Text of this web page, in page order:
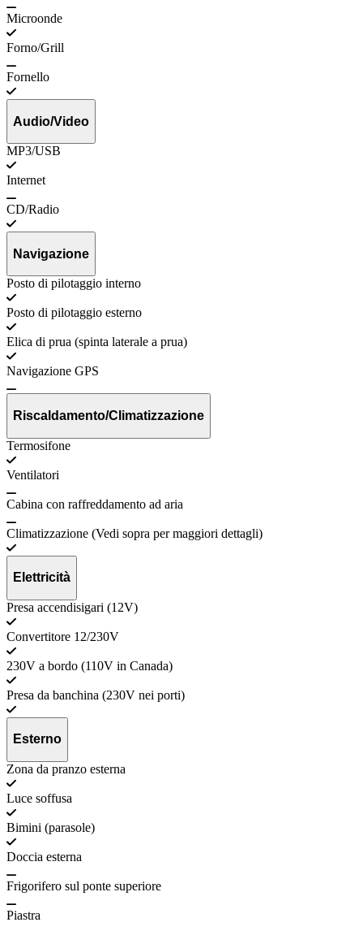
Microonde
Forno/Grill
Fornello
Audio/Video
MP3/USB
Internet
CD/Radio
Navigazione
Posto di pilotaggio interno
Posto di pilotaggio esterno
Elica di prua (spinta laterale a prua)
Navigazione GPS
Riscaldamento/Climatizzazione
Termosifone
Ventilatori
Cabina con raffreddamento ad aria
Climatizzazione (Vedi sopra per maggiori dettagli)
Elettricità
Presa accendisigari (12V)
Convertitore 12/230V
230V a bordo (110V in Canada)
Presa da banchina (230V nei porti)
Esterno
Zona da pranzo esterna
Luce soffusa
Bimini (parasole)
Doccia esterna
Frigorifero sul ponte superiore
Piastra